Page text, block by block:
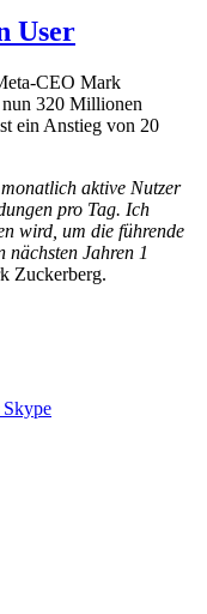
User
CEO Mark
nun 320 Millionen
ein Anstieg von 20
aktive Nutzer
pro Tag. Ich
wird, um die führende
nächsten Jahren 1
Zuckerberg.